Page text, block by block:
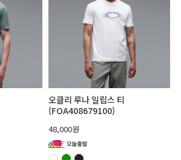
오클리 루나 일립스 티
(FOA408679100)
48,000원